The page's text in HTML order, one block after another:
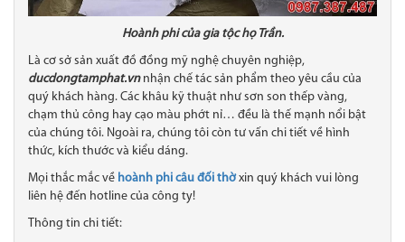
Hoành phi của gia tộc họ Trần.
Là cơ sở sản xuất đồ đồng mỹ nghệ chuyên nghiệp,
ducdongtamphat.vnnhận chế tác sản phẩm theo yêu cầu của
quý khách hàng. Các khâu kỹ thuật như sơn son thếp vàng,
chạm thủ công hay cạo màu phớt nỉ… đều là thế mạnh nổi bật
của chúng tôi. Ngoài ra, chúng tôi còn tư vấn chi tiết về hình
thức, kích thước và kiểu dáng.
Mọi thắc mắc về hoành phi câu đối thờxin quý khách vui lòng
liên hệ đến hotline của công ty!
Thông tin chi tiết: